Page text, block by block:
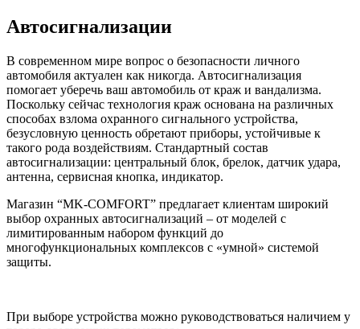
Автосигнализации
В современном мире вопрос о безопасности личного
автомобиля актуален как никогда. Автосигнализация
помогает уберечь ваш автомобиль от краж и вандализма.
Поскольку сейчас технология краж основана на различных
способах взлома охранного сигнального устройства,
безусловную ценность обретают приборы, устойчивые к
такого рода воздействиям. Стандартный состав
автосигнализации: центральный блок, брелок, датчик удара,
антенна, сервисная кнопка, индикатор.
Магазин “MK-COMFORT” предлагает клиентам широкий
выбор охранных автосигнализаций – от моделей с
лимитированным набором функций до
многофункциональных комплексов с «умной» системой
защиты.
При выборе устройства можно руководствоваться наличием у